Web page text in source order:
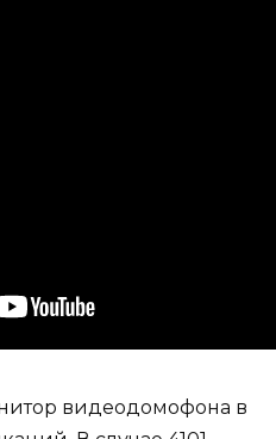
видеодомофона в